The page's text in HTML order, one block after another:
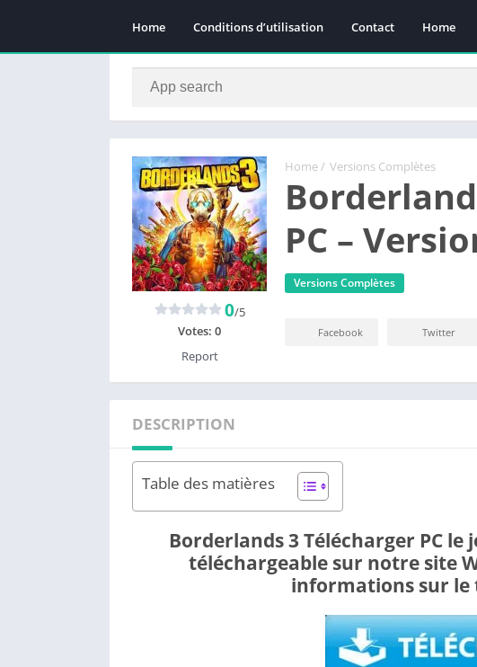
Home Conditions d’utilisation Contact Home
Home / Versions Complètes
PC –
Versions Complètes
0/5
Votes: 0
Report
Facebook Twitter
DESCRIPTION
Table des matières
Borderlands 3 Télécharger PC
téléchargeable sur notre site
informations sur le